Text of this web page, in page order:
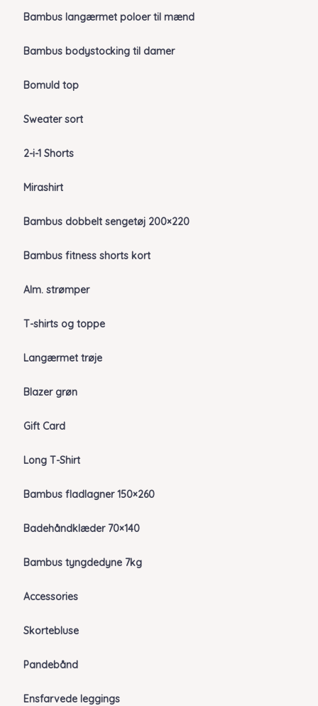
Bambus langærmet poloer til mænd
Bambus bodystocking til damer
Bomuld top
Sweater sort
2-i-1 Shorts
Mirashirt
Bambus dobbelt sengetøj 200×220
Bambus fitness shorts kort
Alm. strømper
T-shirts og toppe
Langærmet trøje
Blazer grøn
Gift Card
Long T-Shirt
Bambus fladlagner 150×260
Badehåndklæder 70×140
Bambus tyngdedyne 7kg
Accessories
Skortebluse
Pandebånd
Ensfarvede leggings